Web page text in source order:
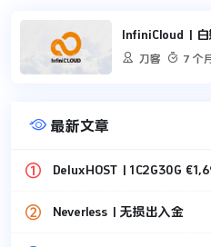
InfiniCloud |

刀客  7 个
 最新文章
Neverless | 无损出入金